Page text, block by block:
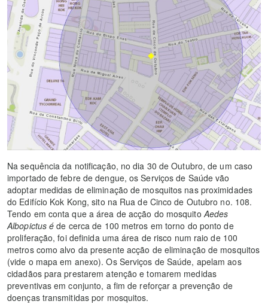
Na sequência da notificação, no dia 30 de Outubro, de um caso
importado de febre de dengue, os Serviços de Saúde vão
adoptar medidas de eliminação de mosquitos nas proximidades
do Edifício Kok Kong, sito na Rua de Cinco de Outubro no. 108.
Tendo em conta que a área de acção do mosquito Aedes
Albopictus é de cerca de 100 metros em torno do ponto de
proliferação, foi definida uma área de risco num raio de 100
metros como alvo da presente acção de eliminação de mosquitos
(vide o mapa em anexo). Os Serviços de Saúde, apelam aos
cidadãos para prestarem atenção e tomarem medidas
preventivas em conjunto, a fim de reforçar a prevenção de
doenças transmitidas por mosquitos.